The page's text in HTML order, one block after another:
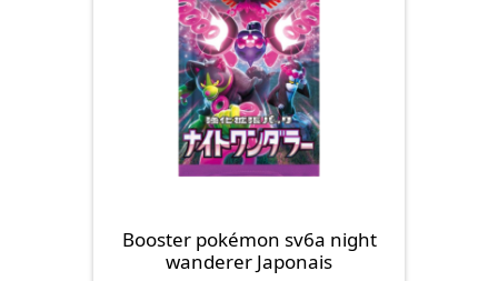
Booster pokémon sv6a night
wanderer Japonais